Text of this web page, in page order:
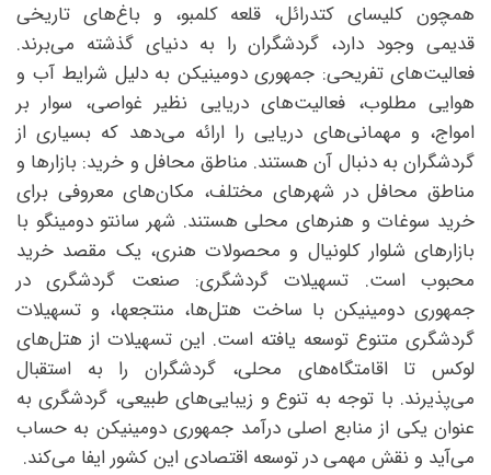
همچون کلیسای کتدرائل، قلعه کلمبو، و باغ‌های تاریخی
قدیمی وجود دارد، گردشگران را به دنیای گذشته می‌برند.
فعالیت‌های تفریحی: جمهوری دومینیکن به دلیل شرایط آب و
هوایی مطلوب، فعالیت‌های دریایی نظیر غواصی، سوار بر
امواج، و مهمانی‌های دریایی را ارائه می‌دهد که بسیاری از
گردشگران به دنبال آن هستند. مناطق محافل و خرید: بازارها و
مناطق محافل در شهرهای مختلف، مکان‌های معروفی برای
خرید سوغات و هنرهای محلی هستند. شهر سانتو دومینگو با
بازارهای شلوار کلونیال و محصولات هنری، یک مقصد خرید
محبوب است. تسهیلات گردشگری: صنعت گردشگری در
جمهوری دومینیکن با ساخت هتل‌ها، منتجعها، و تسهیلات
گردشگری متنوع توسعه یافته است. این تسهیلات از هتل‌های
لوکس تا اقامتگاه‌های محلی، گردشگران را به استقبال
می‌پذیرند. با توجه به تنوع و زیبایی‌های طبیعی، گردشگری به
عنوان یکی از منابع اصلی درآمد جمهوری دومینیکن به حساب
می‌آید و نقش مهمی در توسعه اقتصادی این کشور ایفا می‌کند.